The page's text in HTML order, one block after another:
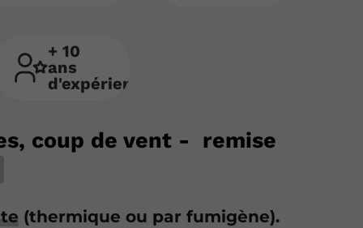
+ 10
ans
d'expérience
coup de vent - remise
(thermique ou par fumigène).